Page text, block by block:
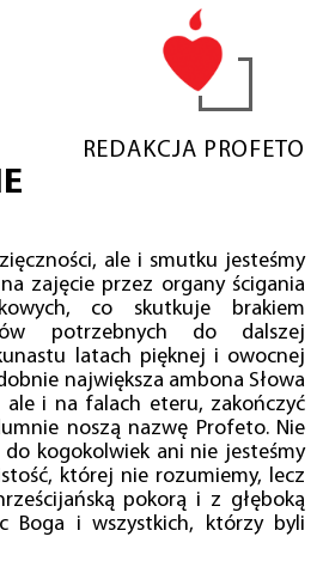
REDAKCJA PROFETO
ale i smutku jesteśmy
zajęcie przez organy ścigania
co skutkuje brakiem
potrzebnych do dalszej
latach pięknej i owocnej
największa ambona Słowa
ale i na falach eteru, zakończyć
noszą nazwę Profeto. Nie
kogokolwiek ani nie jesteśmy
której nie rozumiemy, lecz
pokorą i z głęboką
Boga i wszystkich, którzy byli